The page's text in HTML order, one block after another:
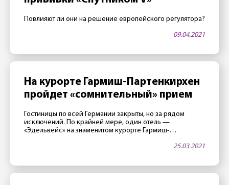
Повлияют ли они на решение европейского регулятора?
09.04.2021
На курорте Гармиш-Партенкирхен
пройдет «сомнительный» прием
Гостиницы по всей Германии закрыты, но за рядом
исключений. По крайней мере, один отель —
«Эдельвейс» на знаменитом курорте Гармиш-
известно 25 марта, в этой гостинице, принадлежащей
конференции запланировано на апрель. Как сообщили
25.03.2021